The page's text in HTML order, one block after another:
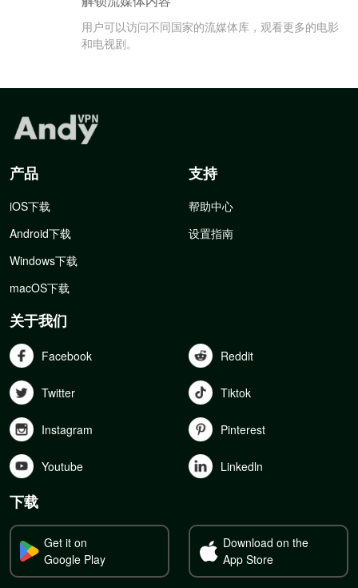
用户可以访问不同国家的流媒体库，观看更多的电影
和电视剧。
产品
iOS下载
Android下载
Windows下载
macOS下载
支持
帮助中心
设置指南
关于我们
Facebook Reddit
Twitter Tiktok
Instagram Pinterest
Youtube Linkedln
下载
Get it on
Google Play
Download on the
App Store